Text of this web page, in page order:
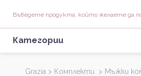
Категории
Grazia > Комплекти > Мъжки